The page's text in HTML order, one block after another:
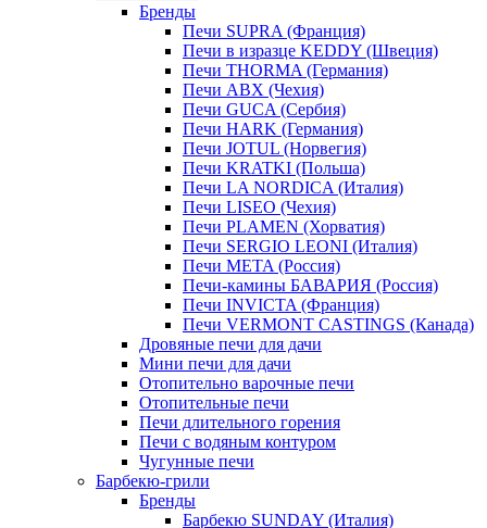
Бренды
Печи SUPRA (Франция)
Печи в изразце KEDDY (Швеция)
Печи THORMA (Германия)
Печи ABX (Чехия)
Печи GUCA (Сербия)
Печи HARK (Германия)
Печи JOTUL (Норвегия)
Печи KRATKI (Польша)
Печи LA NORDICA (Италия)
Печи LISEO (Чехия)
Печи PLAMEN (Хорватия)
Печи SERGIO LEONI (Италия)
Печи META (Россия)
Печи-камины БАВАРИЯ (Россия)
Печи INVICTA (Франция)
Печи VERMONT CASTINGS (Канада)
Дровяные печи для дачи
Мини печи для дачи
Отопительно варочные печи
Отопительные печи
Печи длительного горения
Печи с водяным контуром
Чугунные печи
Барбекю-грили
Бренды
Барбекю SUNDAY (Италия)